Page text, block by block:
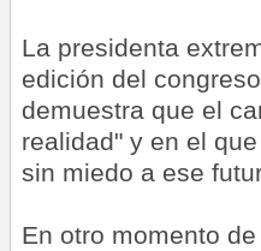
La presidenta
edición del
demuestra que el
realidad" y en el
sin miedo a ese
En otro momento